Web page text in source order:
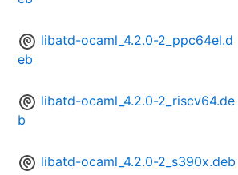
libatd-ocaml_4.2.0-2_ppc64el.d
eb
libatd-ocaml_4.2.0-2_riscv64.de
b
libatd-ocaml_4.2.0-2_s390x.deb